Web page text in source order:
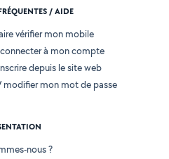
/ AIDE
vérifier mon mobile
à mon compte
depuis le site web
mon mot de passe
nous ?